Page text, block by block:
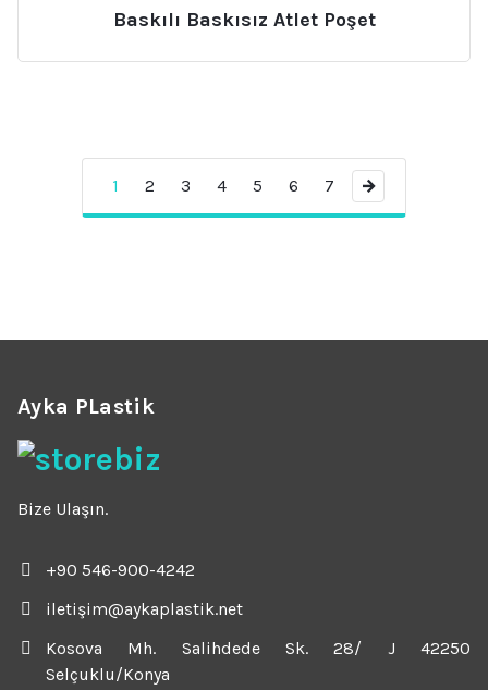
Baskılı Baskısız Atlet Poşet
1 2 3 4 5 6 7 →
Ayka PLastik
Bize Ulaşın.
+90 546-900-4242
iletişim@aykaplastik.net
Kosova Mh. Salihdede Sk. 28/ J 42250
Selçuklu/Konya